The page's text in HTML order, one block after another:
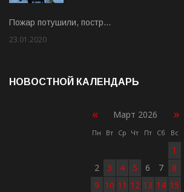
Пожар потушили, постр…
23.01.2020
НОВОСТНОЙ КАЛЕНДАРЬ
« Март 2026 »
Пн Вт Ср Чт Пт Сб Вс
1
2
3 4 5 6 7
8
9 10 11 12 13 14 15